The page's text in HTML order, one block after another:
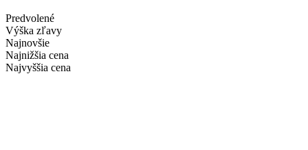
Predvolené
Výška zľavy
Najnovšie
Najnižšia cena
Najvyššia cena